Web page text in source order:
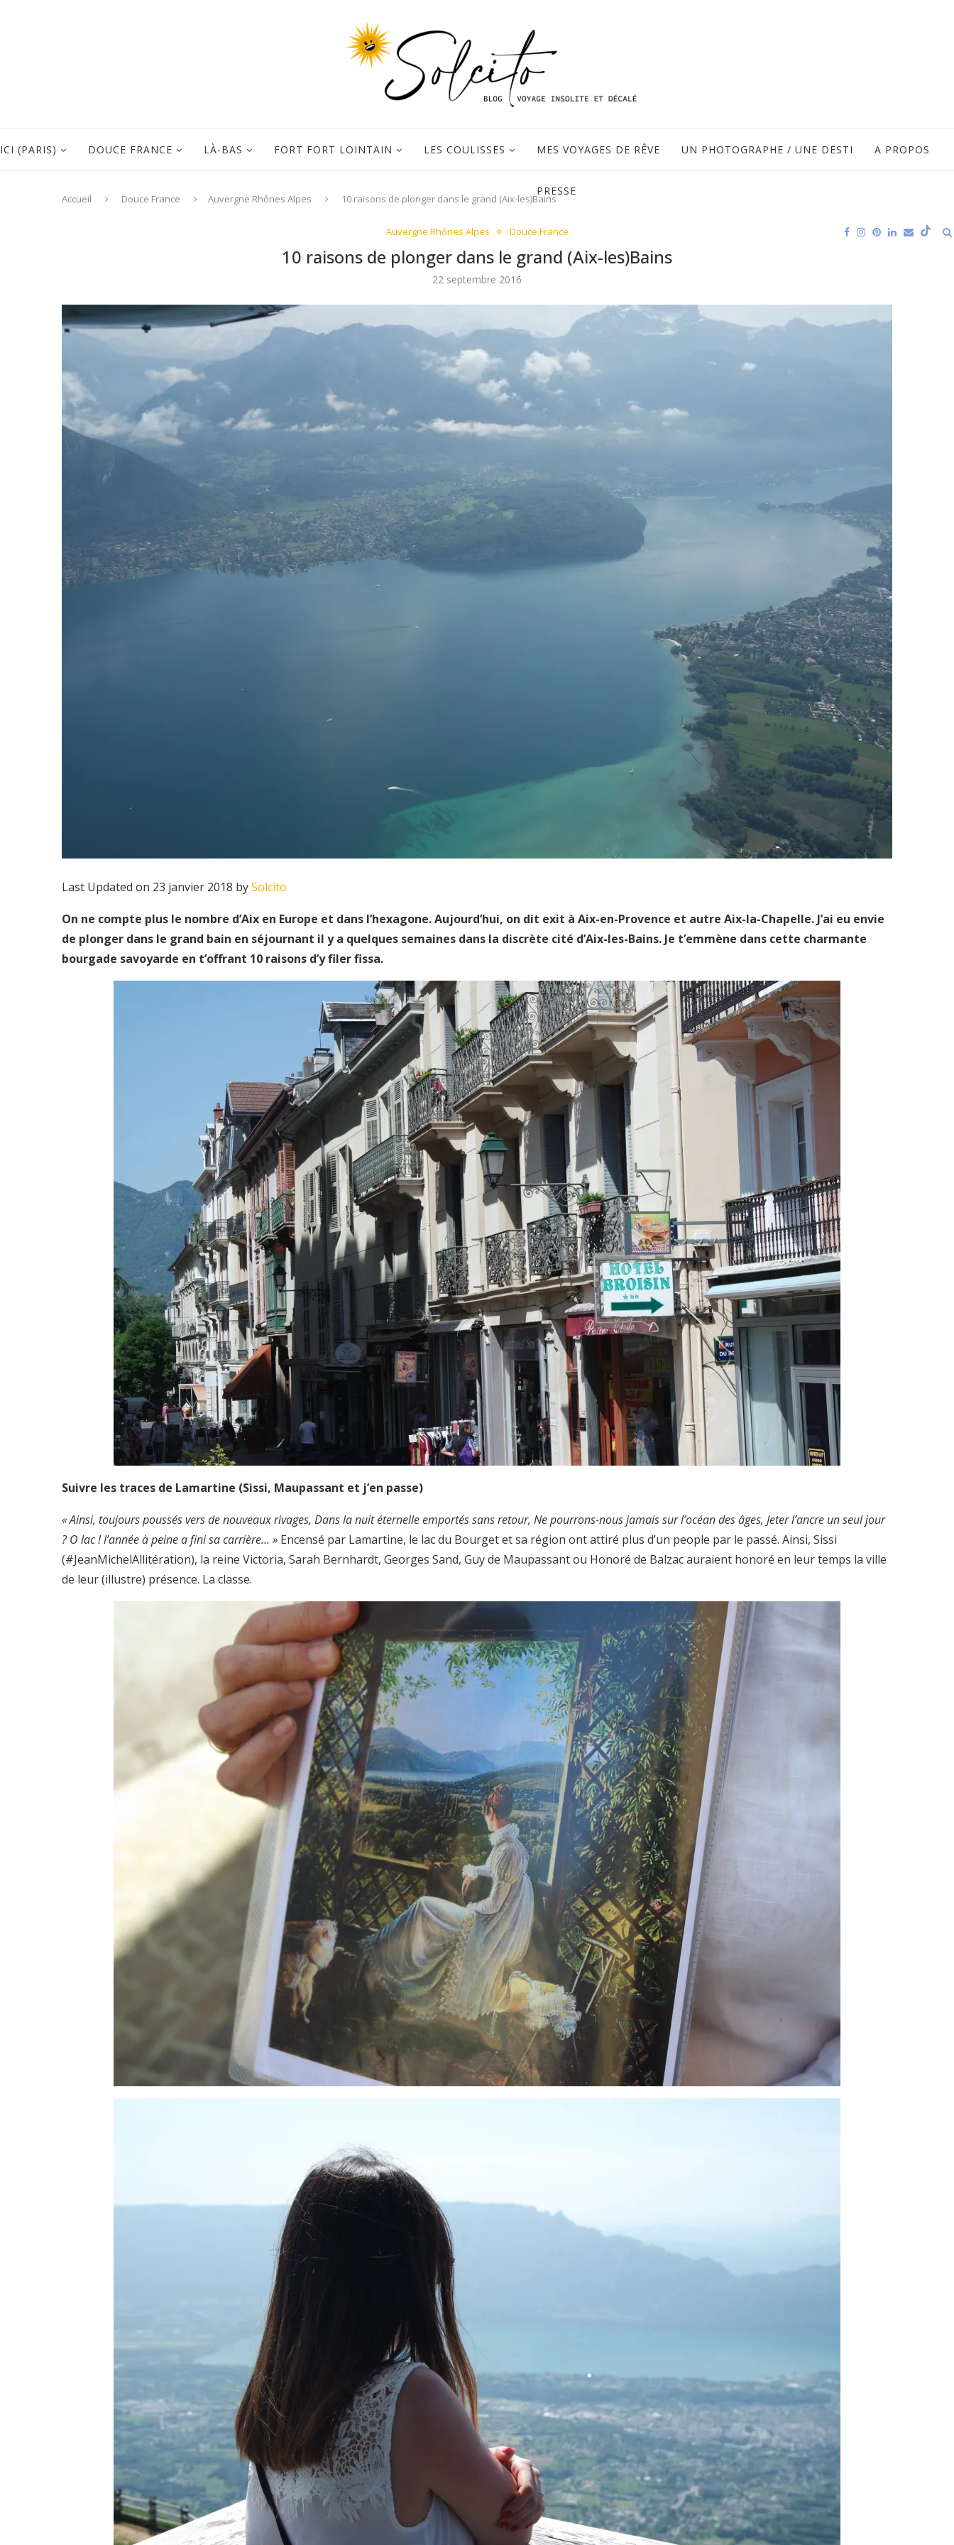
ICI (PARIS) DOUCE FRANCE LÀ-BAS FORT FORT LOINTAIN LES COULISSES MES VOYAGES DE RÊVE UN PHOTOGRAPHE / UNE DESTI A PROPOS
PRESSE
Accueil Douce France Auvergne Rhônes Alpes 10 raisons de plonger dans le grand (Aix-les)Bains
Auvergne Rhônes Alpes Douce France
10 raisons de plonger dans le grand (Aix-les)Bains
22 septembre 2016
Last Updated on 23 janvier 2018 bySolcito
On ne compte plus le nombre d’Aix en Europe et dans l’hexagone. Aujourd’hui, on dit exit à Aix-en-Provence et autre Aix-la-Chapelle. J’ai eu envie
de plonger dans le grand bain en séjournant il y a quelques semaines dans la discrète cité d’Aix-les-Bains. Je t’emmène dans cette charmante
bourgade savoyarde en t’offrant 10 raisons d’y filer fissa.
Suivre les traces de Lamartine (Sissi, Maupassant et j’en passe)
« Ainsi, toujours poussés vers de nouveaux rivages, Dans la nuit éternelle emportés sans retour, Ne pourrons-nous jamais sur l’océan des âges, Jeter l’ancre un seul jour
? O lac ! l’année à peine a fini sa carrière… » Encensé par Lamartine, le lac du Bourget et sa région ont attiré plus d’un people par le passé. Ainsi, Sissi
(#JeanMichelAllitération), la reine Victoria, Sarah Bernhardt, Georges Sand, Guy de Maupassant ou Honoré de Balzac auraient honoré en leur temps la ville
de leur (illustre) présence. La classe.